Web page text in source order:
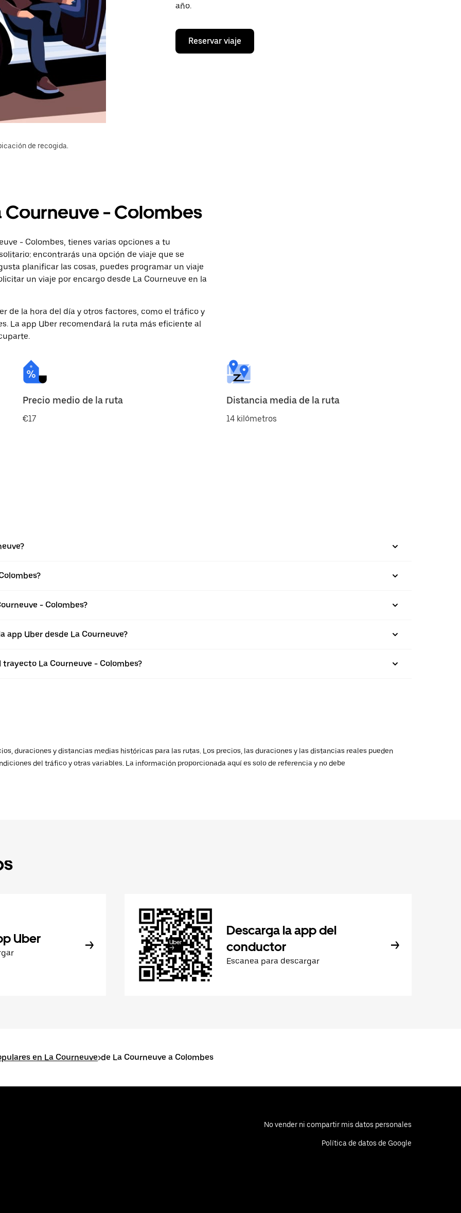
año.
Reservar viaje
de recogida.
Courneuve - Colombes
- Colombes, tienes varias opciones a tu
encontrarás una opción de viaje que se
planificar las cosas, puedes programar un viaje
un viaje por encargo desde La Courneuve en la
de la hora del día y otros factores, como el tráfico y
La app Uber recomendará la ruta más eficiente al
Precio medio de la ruta
€17
Distancia media de la ruta
14 kilómetros
- Colombes?
app Uber desde La Courneuve?
La Courneuve - Colombes?
duraciones y distancias medias históricas para las rutas. Los precios, las duraciones y las distancias reales pueden
del tráfico y otras variables. La información proporcionada aquí es solo de referencia y no debe
Uber
Descarga la app del
conductor
Escanea para descargar
en La Courneuve>de La Courneuve a Colombes
No vender ni compartir mis datos personales
Política de datos de Google